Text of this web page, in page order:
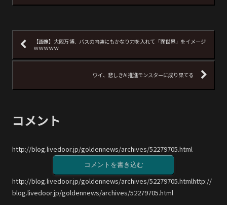
【画像】大阪万博、バスの内装にもかなり力を入れて「異世界」をイメージ
ｗｗｗｗｗ
ワイ、悲しきAI推進モンスターに成り果てる
コメント
http://blog.livedoor.jp/goldennews/archives/52279705.html
コメントを書き込む
http://blog.livedoor.jp/goldennews/archives/52279705.htmlhttp://
blog.livedoor.jp/goldennews/archives/52279705.html